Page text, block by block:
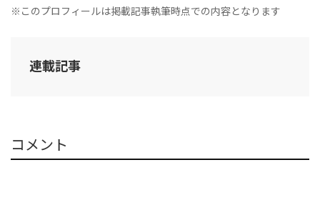
※このプロフィールは掲載記事執筆時点での内容となります
連載記事
コメント